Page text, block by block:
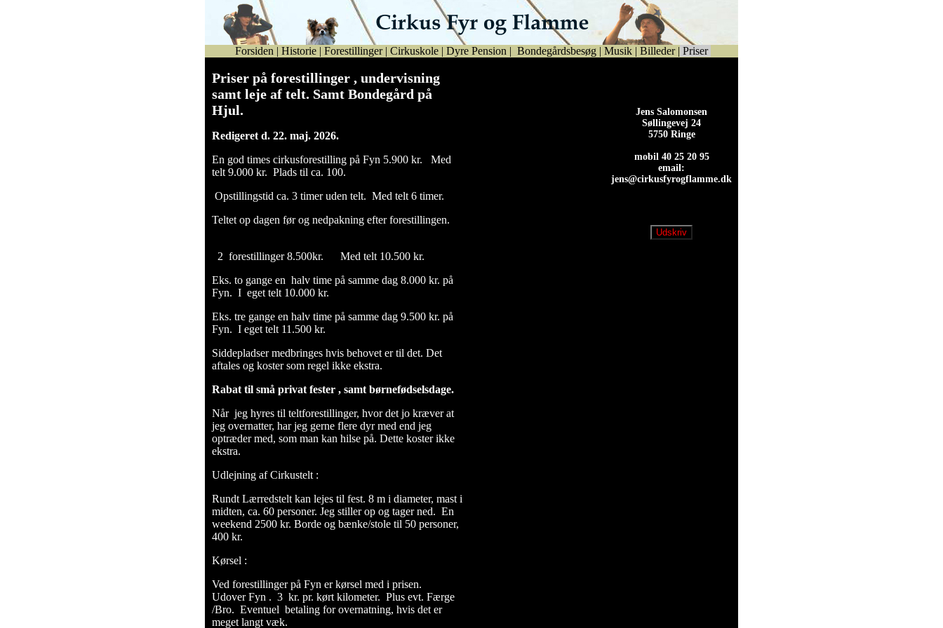
Forsiden | Historie | Forestillinger | Cirkuskole | Dyre Pension | Bondegårdsbesøg | Musik | Billeder | Priser
Priser på forestillinger , undervisning
samt leje af telt. Samt Bondegård på
Hjul.
Redigeret d. 22. maj. 2026.
En god times cirkusforestilling på Fyn 5.900 kr. Med
telt 9.000 kr. Plads til ca. 100.
Opstillingstid ca. 3 timer uden telt. Med telt 6 timer.
Teltet op dagen før og nedpakning efter forestillingen.
2 forestillinger 8.500kr. Med telt 10.500 kr.
Eks. to gange en halv time på samme dag 8.000 kr. på
Fyn. I eget telt 10.000 kr.
Eks. tre gange en halv time på samme dag 9.500 kr. på
Fyn. I eget telt 11.500 kr.
Siddepladser medbringes hvis behovet er til det. Det
aftales og koster som regel ikke ekstra.
Rabat til små privat fester , samt børnefødselsdage.
Når jeg hyres til teltforestillinger, hvor det jo kræver at
jeg overnatter, har jeg gerne flere dyr med end jeg
optræder med, som man kan hilse på. Dette koster ikke
ekstra.
Udlejning af Cirkustelt :
Rundt Lærredstelt kan lejes til fest. 8 m i diameter, mast i
midten, ca. 60 personer. Jeg stiller op og tager ned. En
weekend 2500 kr. Borde og bænke/stole til 50 personer,
400 kr.
Kørsel :
Ved forestillinger på Fyn er kørsel med i prisen.
Udover Fyn . 3 kr. pr. kørt kilometer. Plus evt. Færge
/Bro. Eventuel betaling for overnatning, hvis det er
meget langt væk.
Jens Salomonsen
Søllingevej 24
5750 Ringe
mobil 40 25 20 95
email:
jens@cirkusfyrogflamme.dk